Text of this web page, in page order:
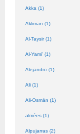
Akka (1)
Akliman (1)
Al-Taysir (1)
Al-Yami' (1)
Alejandro (1)
Ali (1)
Ali-Osmán (1)
almées (1)
Alpujarras (2)